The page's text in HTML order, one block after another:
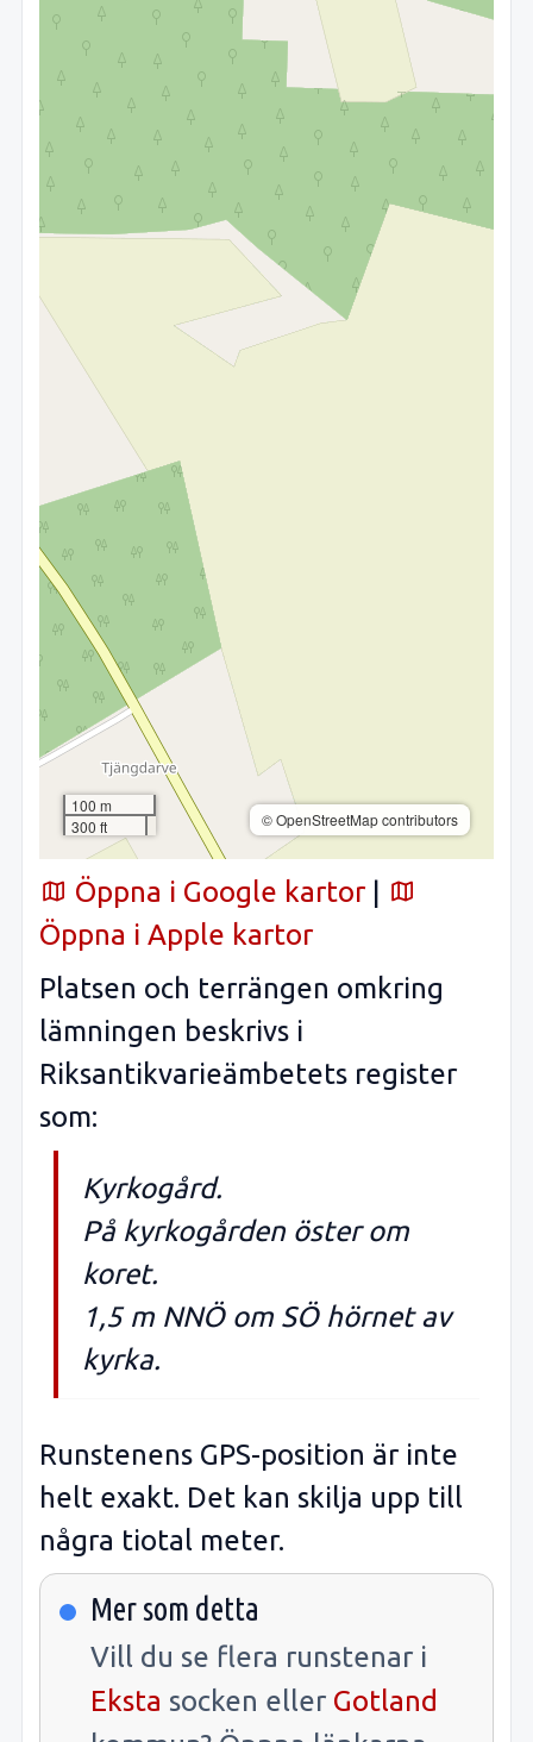
100 m
300 ft
© OpenStreetMap contributors
Öppna i Google kartor |
Öppna i Apple kartor
Platsen och terrängen omkring
lämningen beskrivs i
Riksantikvarieämbetets register
som:
Kyrkogård.
På kyrkogården öster om
koret.
1,5 m NNÖ om SÖ hörnet av
kyrka.
Runstenens GPS-position är inte
helt exakt. Det kan skilja upp till
några tiotal meter.
Mer som detta
Vill du se flera runstenar i
Eksta socken eller Gotland